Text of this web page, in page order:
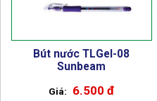
Bút nước TLGel-08
Sunbeam
6.500 đ